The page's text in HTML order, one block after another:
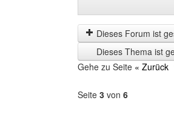
der
letzten
Zeit
anzeigen
by
Dieses Forum ist
Dieses Thema ist
Gehe zu Seite « Zurück
Seite 3 von 6